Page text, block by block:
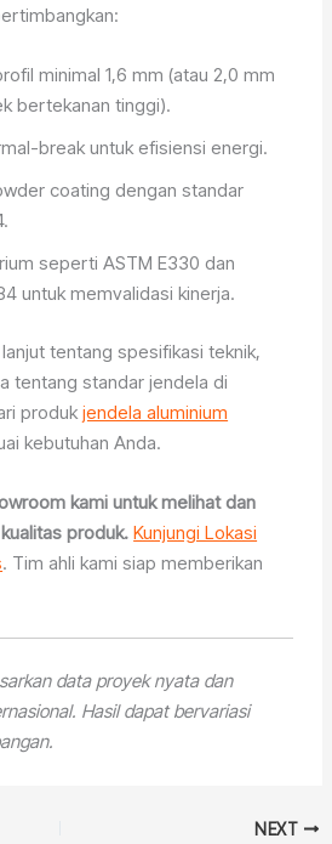
minimal 1,6 mm (atau 2,0 mm
bertekanan tinggi).
break untuk efisiensi energi.
coating dengan standar
seperti ASTM E330 dan
untuk memvalidasi kinerja.
tentang spesifikasi teknik,
tentang standar jendela di
produkjendela aluminium
kebutuhan Anda.
kami untuk melihat dan
produk. Kunjungi Lokasi
. Tim ahli kami siap memberikan
data proyek nyata dan
Hasil dapat bervariasi
NEXT